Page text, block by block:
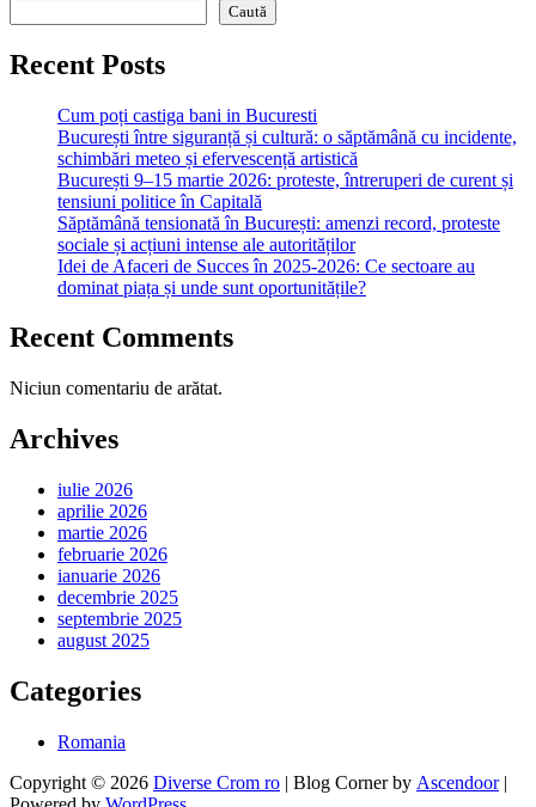
Caută
Recent Posts
Cum poți castiga bani in Bucuresti
București între siguranță și cultură: o săptămână cu incidente,
schimbări meteo și efervescență artistică
București 9–15 martie 2026: proteste, întreruperi de curent și
tensiuni politice în Capitală
Săptămână tensionată în București: amenzi record, proteste
sociale și acțiuni intense ale autorităților
Idei de Afaceri de Succes în 2025-2026: Ce sectoare au
dominat piața și unde sunt oportunitățile?
Recent Comments
Niciun comentariu de arătat.
Archives
iulie 2026
aprilie 2026
martie 2026
februarie 2026
ianuarie 2026
decembrie 2025
septembrie 2025
august 2025
Categories
Romania
Copyright © 2026 Diverse Crom ro | Blog Corner by Ascendoor|